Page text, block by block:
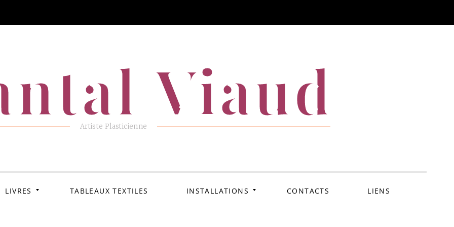
Viaud
Artiste Plasticienne
LIVRES TABLEAUX TEXTILES INSTALLATIONS CONTACTS LIENS